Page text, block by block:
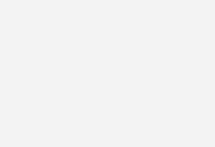
die nachgebesserte Bauleistung
sollte durch Kulanz­erklärungen
vermieden werden.
muss der Handwerker planvoll und
Zuerst sollte die Verjährung geprüft und